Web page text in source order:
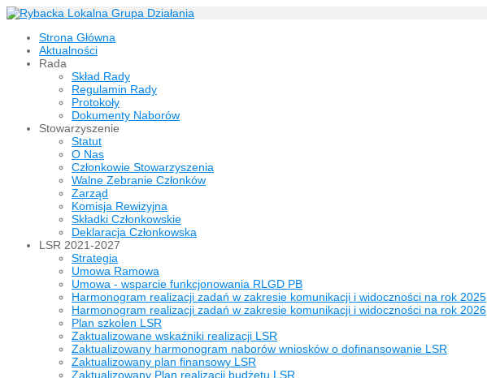
Strona Główna
Aktualności
Rada
Skład Rady
Regulamin Rady
Protokoły
Dokumenty Naborów
Stowarzyszenie
Statut
O Nas
Członkowie Stowarzyszenia
Walne Zebranie Członków
Zarząd
Komisja Rewizyjna
Składki Członkowskie
Deklaracja Członkowska
LSR 2021-2027
Strategia
Umowa Ramowa
Umowa - wsparcie funkcjonowania RLGD PB
Harmonogram realizacji zadań w zakresie komunikacji i widoczności na rok 2025
Harmonogram realizacji zadań w zakresie komunikacji i widoczności na rok 2026
Plan szkolen LSR
Zaktualizowane wskaźniki realizacji LSR
Zaktualizowany harmonogram naborów wniosków o dofinansowanie LSR
Zaktualizowany plan finansowy LSR
Zaktualizowany Plan realizacji budżetu LSR